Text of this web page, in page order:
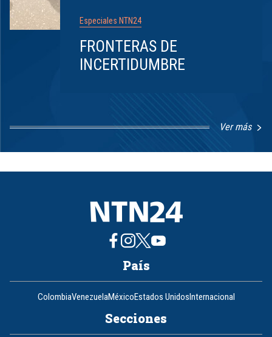
Especiales NTN24
FRONTERAS DE
INCERTIDUMBRE
Ver más
1
8
País
ColombiaVenezuelaMéxicoEstados UnidosInternacional
Secciones